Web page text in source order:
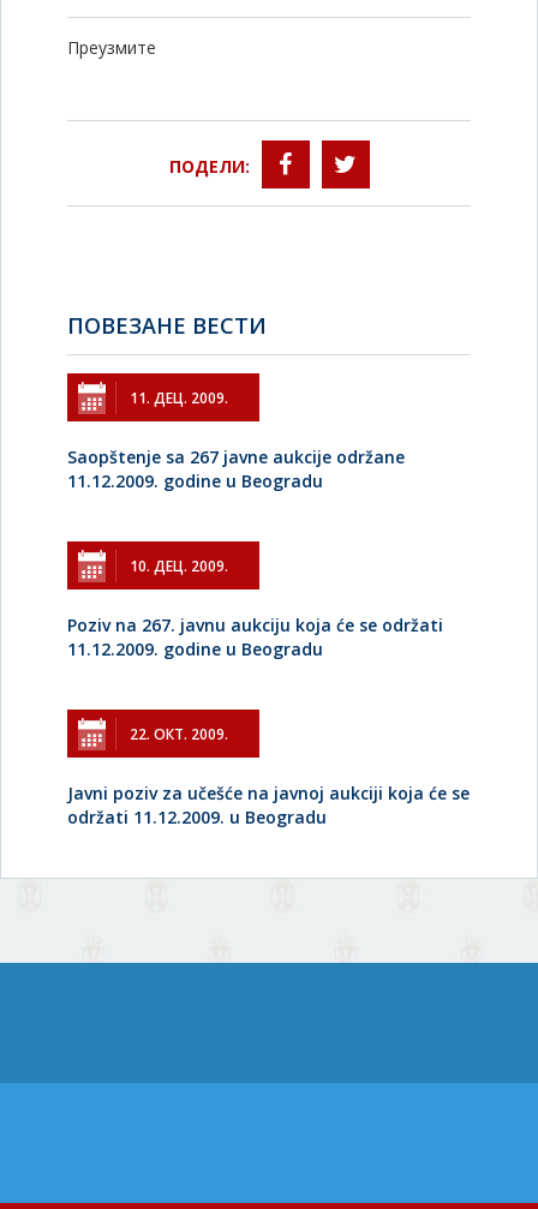
Преузмите
ПОДЕЛИ:
ПОВЕЗАНЕ ВЕСТИ
11. ДЕЦ. 2009.
Saopštenje sa 267 javne aukcije održane
11.12.2009. godine u Beogradu
10. ДЕЦ. 2009.
Poziv na 267. javnu aukciju koja će se održati
11.12.2009. godine u Beogradu
22. ОКТ. 2009.
Javni poziv za učešće na javnoj aukciji koja će se
održati 11.12.2009. u Beogradu